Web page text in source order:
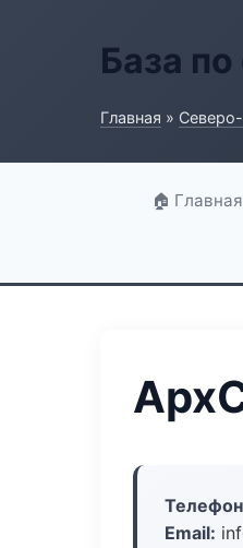
База
Главная »
🏠 Главная
Email: